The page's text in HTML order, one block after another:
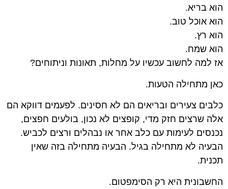
הוא בריא.
הוא אוכל טוב.
הוא רץ.
הוא שמח.
אז למה לחשוב עכשיו על מחלות, תאונות וניתוחים?
כאן מתחילה הטעות.
כלבים צעירים ובריאים הם לא חסינים. לפעמים דווקא הם
אלה שרצים חזק מדי, קופצים לא נכון, בולעים חפצים,
נכנסים לעימות עם כלב אחר או נבהלים ורצים לכביש.
הבעיה לא מתחילה בגיל. הבעיה מתחילה בזה שאין
תכנית.
החשבונית היא רק הסימפטום.